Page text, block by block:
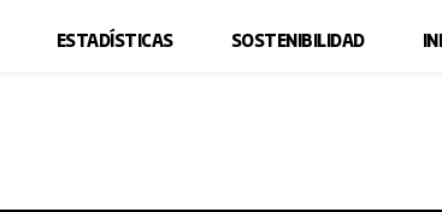
ESTADÍSTICAS SOSTENIBILIDAD